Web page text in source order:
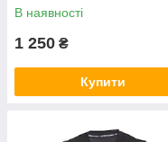
В наявності
1 250 ₴
Купити